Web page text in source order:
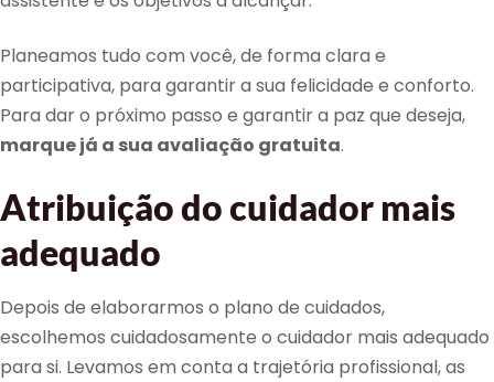
Planeamos tudo com você, de forma clara e
participativa, para garantir a sua felicidade e conforto.
Para dar o próximo passo e garantir a paz que deseja,
marque já a sua avaliação gratuita.
Atribuição do cuidador mais
adequado
Depois de elaborarmos o plano de cuidados,
escolhemos cuidadosamente o cuidador mais adequado
para si. Levamos em conta a trajetória profissional, as